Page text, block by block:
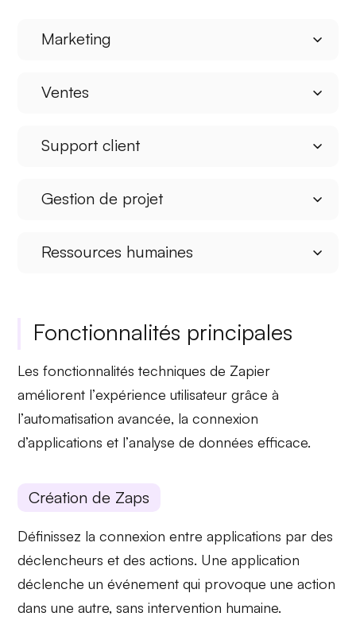
Marketing
Ventes
Support client
Gestion de projet
Ressources humaines
Fonctionnalités principales
Les fonctionnalités techniques de Zapier
améliorent l’expérience utilisateur grâce à
l’automatisation avancée, laconnexion
d’applications et l’analyse de données efficace.
Création de Zaps
Définissez laconnexion entre applications par des
déclencheurs et des actions. Une application
déclenche un événement qui provoque une action
dans une autre, sans intervention humaine.